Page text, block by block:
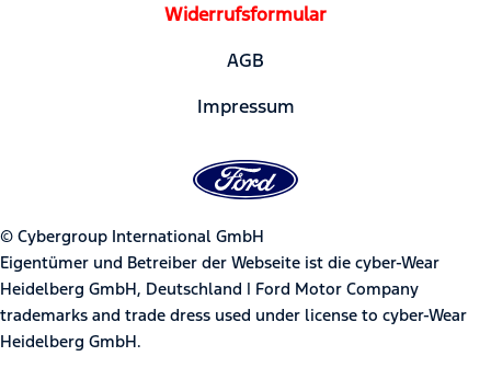
Widerrufsformular
AGB
Impressum
© Cybergroup International GmbH
Eigentümer und Betreiber der Webseite ist die cyber-Wear
Heidelberg GmbH, Deutschland | Ford Motor Company
trademarks and trade dress used under license to cyber-Wear
Heidelberg GmbH.